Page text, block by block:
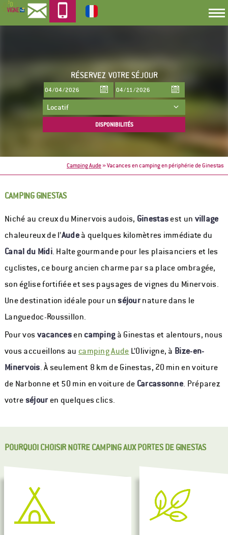
RÉSERVEZ VOTRE SÉJOUR
Camping Aude»Vacances en camping en périphérie de Ginestas
CAMPING GINESTAS
Niché au creux du Minervois audois, Ginestasest un village
chaleureux de l’Audeà quelques kilomètres immédiate du
Canal du Midi. Halte gourmande pour les plaisanciers et les
cyclistes, ce bourg ancien charme par sa place ombragée,
son église fortifiée et ses paysages de vignes du Minervois.
Une destination idéale pour unséjournature dans le
Languedoc-Roussillon.
Pour vos vacancesen campingà Ginestas et alentours, nous
vous accueillons au camping Aude L’Olivigne, à Bize-en-
Minervois. À seulement 8 km de Ginestas, 20 min en voiture
de Narbonne et 50 min en voiture de Carcassonne. Préparez
votreséjouren quelques clics.
POURQUOI CHOISIR NOTRE CAMPING AUX PORTES DE GINESTAS